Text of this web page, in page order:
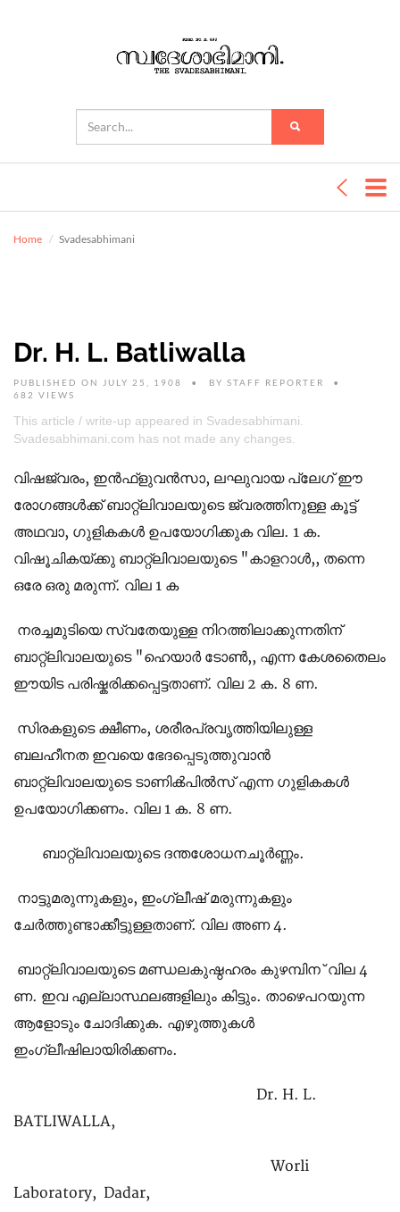
Home Svadesabhimani
Dr. H. L. Batliwalla
PUBLISHED ON JULY 25, 1908 BY STAFF REPORTER
682 VIEWS
This article / write-up appeared in Svadesabhimani.
Svadesabhimani.com has not made any changes.
വിഷജ്വരം, ഇന്‍ഫ്ളുവന്‍സാ, ലഘുവായ പ്ലേഗ് ഈ
രോഗങ്ങള്‍ക്ക് ബാറ്റ്ലിവാലയുടെ ജ്വരത്തിനുള്ള കൂട്ട്
അഥവാ, ഗുളികകള്‍ ഉപയോഗിക്കുക വില. 1 ക.
വിഷൂചികയ്ക്കു ബാറ്റ്ലിവാലയുടെ "കാളറാള്‍,, തന്നെ
ഒരേ ഒരു മരുന്ന്. വില 1 ക
നരച്ചമുടിയെ സ്വതേയുള്ള നിറത്തിലാക്കുന്നതിന്
ബാറ്റ്ലിവാലയുടെ "ഹെയാര്‍ ടോണ്‍,, എന്ന കേശതൈലം
ഈയിട പരിഷ്കരിക്കപ്പെട്ടതാണ്. വില 2 ക. 8 ണ.
സിരകളുടെ ക്ഷീണം, ശരീരപ്രവൃത്തിയിലുള്ള
ബലഹീനത ഇവയെ ഭേദപ്പെടുത്തുവാന്‍
ബാറ്റ്ലിവാലയുടെ ടാണിക്‍പില്‍സ് എന്ന ഗുളികകള്‍
ഉപയോഗിക്കണം. വില 1 ക. 8 ണ.
ബാറ്റ്ലിവാലയുടെ ദന്തശോധനചൂര്‍ണ്ണം.
നാട്ടുമരുന്നുകളും, ഇംഗ്ലീഷ് മരുന്നുകളും
ചേര്‍ത്തുണ്ടാക്കീട്ടുള്ളതാണ്. വില അണ 4.
ബാറ്റ്ലിവാലയുടെ മണ്ഡലകുഷ്ഠഹരം കുഴമ്പിന ് വില 4
ണ. ഇവ എല്ലാസ്ഥലങ്ങളിലും കിട്ടും. താഴെപറയുന്ന
ആളോടും ചോദിക്കുക. എഴുത്തുകള്‍
ഇംഗ്ലീഷിലായിരിക്കണം.
Dr. H. L.
BATLIWALLA,
Worli
Laboratory, Dadar,